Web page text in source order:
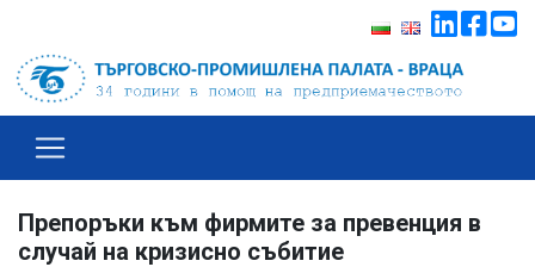
Препоръки към фирмите за превенция в
случай на кризисно събитие